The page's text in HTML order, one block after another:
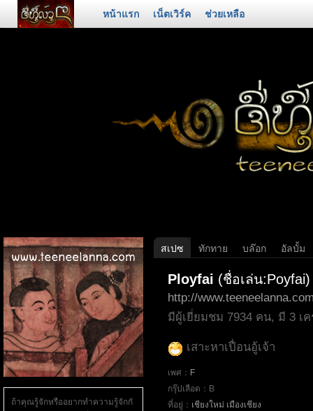
หน้าแรก เน็ตเวิร์ค ช่วยเหลือ
ถ้าคุณรู้จักหรืออยากทำความรู้จักกั
สเปซ ทักทาย บล๊อก อัลบั้ม
Ployfai (ชื่อเล่น:Poyfai)
http://
มีผู้เยี่ยมชม 7934 คน, มี 3 เ
เสาะหาเปื่อนอู้เจ้า
เพศ： F
กรุ๊ปเลือด：B
ที่อยู่： เชียงใหม่ เมืองเชียง